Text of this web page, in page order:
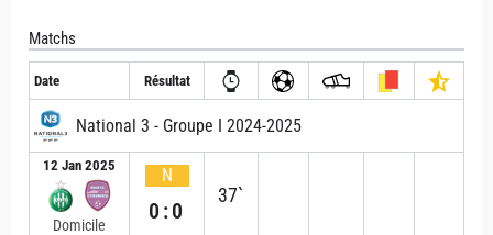
Matchs
Date Résultat
National 3 - Groupe I 2024-2025
12 Jan 2025
Domicile
N
0:0
37`